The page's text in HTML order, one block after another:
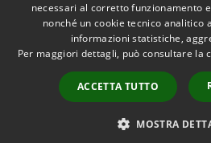
RSS
Accessibilità
necessari al corretto funzionamento
nonché un cookie tecnico analitico
informazioni statistiche,
Per maggiori dettagli, può consultare la
ACCETTA TUTTO
MOSTRA